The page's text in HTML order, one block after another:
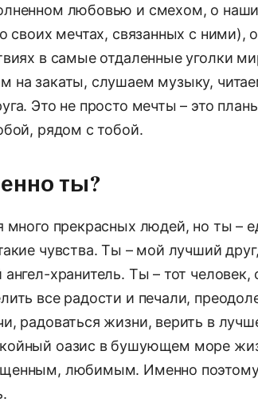
любовью и смехом, о
своих мечтах, связанных с
в самые отдаленные уголки
на закаты, слушаем музыку,
Это не просто мечты – это
рядом с тобой.
ты?
прекрасных людей, но ты –
чувства. Ты – мой лучший
ангел-хранитель. Ты – тот
все радости и печали,
радоваться жизни, верить в
оазис в бушующем море
любимым. Именно поэтому